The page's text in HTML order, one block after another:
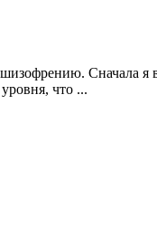
Сначала
что ...